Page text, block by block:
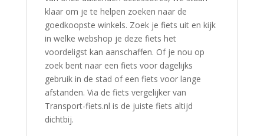
klaar om je te helpen zoeken naar de
goedkoopste winkels. Zoek je fiets uit en kijk
in welke webshop je deze fiets het
voordeligst kan aanschaffen. Of je nou op
zoek bent naar een fiets voor dagelijks
gebruik in de stad of een fiets voor lange
afstanden. Via de fiets vergelijker van
Transport-fiets.nl is de juiste fiets altijd
dichtbij.